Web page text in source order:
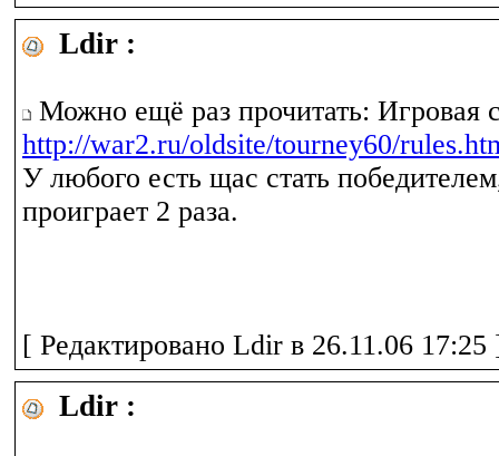
Ldir :
Можно ещё раз прочитать: Игровая
http://war2.ru/oldsite/tourney60/
У любого есть щас стать
проиграет 2 раза.
[ Редактировано Ldir в 26.11.06 17:25
Ldir :